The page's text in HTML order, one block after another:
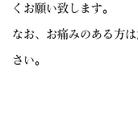
くお願い致します。
なお、お痛みのある方
さい。